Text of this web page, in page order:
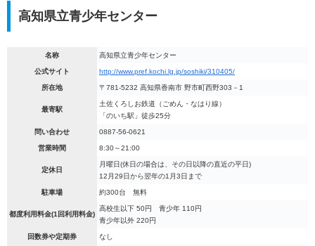
高知県立青少年センター
名称 高知県立青少年センター
公式サイト http://www.pref.kochi.lg.jp/soshiki/310405/
所在地 〒781-5232 高知県香南市 野市町西野303－1
最寄駅
土佐くろしお鉄道（ごめん・なはり線）
「のいち駅」徒歩25分
問い合わせ 0887-56-0621
営業時間 8:30～21:00
定休日
月曜日(休日の場合は、その日以降の直近の平日)
12月29日から翌年の1月3日まで
駐車場 約300台 無料
都度利用料金(1回利用料金)
高校生以下 50円 青少年 110円
青少年以外 220円
回数券や定期券 なし